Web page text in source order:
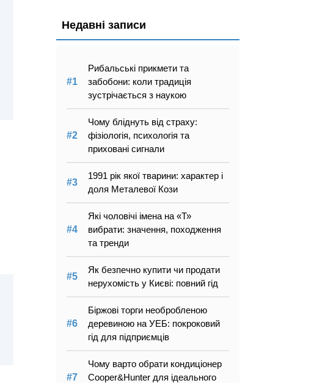
Недавні записи
Рибальські прикмети та
забобони: коли традиція
зустрічається з наукою
Чому бліднуть від страху:
фізіологія, психологія та
приховані сигнали
1991 рік якої тварини: характер і
доля Металевої Кози
Які чоловічі імена на «Т»
вибрати: значення, походження
та тренди
Як безпечно купити чи продати
нерухомість у Києві: повний гід
Біржові торги необробленою
деревиною на УЕБ: покроковий
гід для підприємців
Чому варто обрати кондиціонер
Cooper&Hunter для ідеального